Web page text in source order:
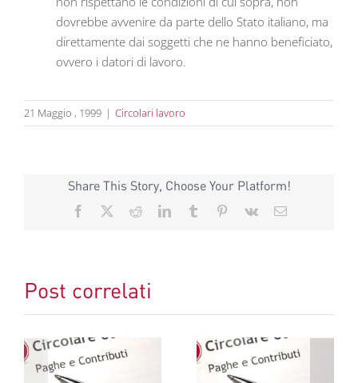
dovrebbe avvenire da parte dello Stato italiano, ma
direttamente dai soggetti che ne hanno beneficiato,
ovvero i datori di lavoro.
21 Maggio , 1999 | Circolari lavoro
Share This Story, Choose Your Platform!
Facebook RedditLinkedInTumblr Pinterest
Vk Email
Post correlati